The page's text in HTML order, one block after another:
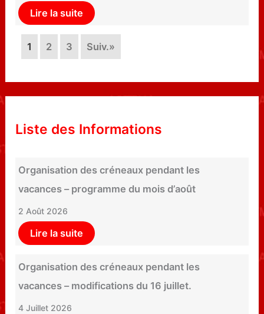
Lire la suite
1 2 3 Suiv.»
Liste des Informations
Organisation des créneaux pendant les
vacances – programme du mois d’août
2 Août 2026
Lire la suite
Organisation des créneaux pendant les
vacances – modifications du 16 juillet.
4 Juillet 2026